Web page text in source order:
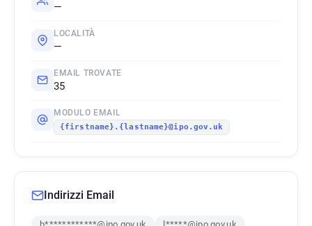
—
LOCALITÀ
—
EMAIL TROVATE
35
MODULO EMAIL
{firstname}.{lastname}@ipo.gov.uk
Indirizzi Email